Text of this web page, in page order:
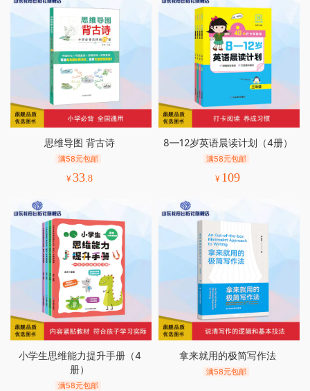
思维导图 背古诗
满58元包邮
¥33.8
8—12岁英语晨读计划（4册）
满58元包邮
¥ 109
小学生思维能力提升手册（4
册）
满58元包邮
拿来就用的极简写作法
满58元包邮